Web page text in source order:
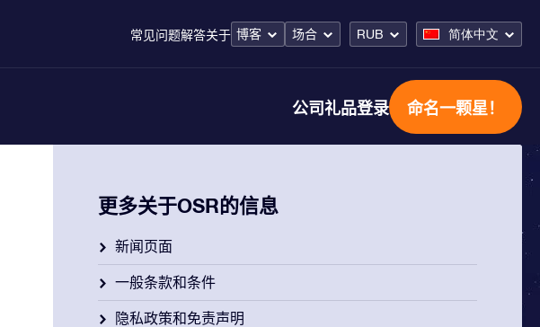
常见问题解答关于 博客 场合 RUB 简体中文
公司礼品登录 命名一颗星！
更多关于OSR的信息
新闻页面
一般条款和条件
隐私政策和免责声明